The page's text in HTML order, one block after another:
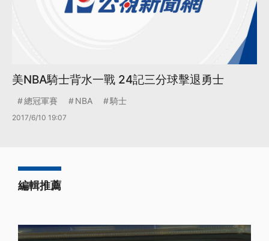
美NBA騎士背水一戰 24記三分球擊退勇士
總冠軍賽 NBA 騎士
2017/6/10 19:07
編輯推薦